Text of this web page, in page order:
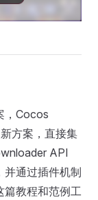
，Cocos
方案，直接集
API
并通过插件机制
篇教程和范例工